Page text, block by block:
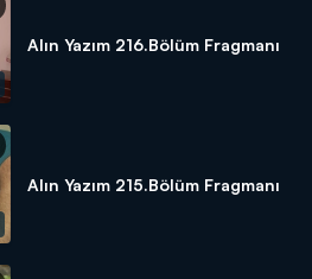
Alın Yazım 216.Bölüm Fragmanı
Alın Yazım 215.Bölüm Fragmanı